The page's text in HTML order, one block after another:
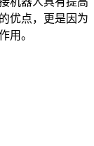
优点，更是因为
用。